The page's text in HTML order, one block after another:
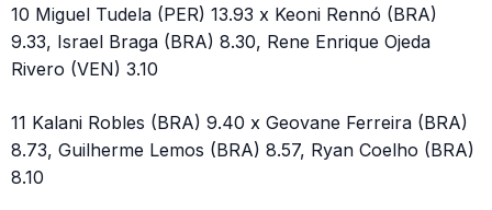
10 Miguel Tudela (PER) 13.93 x Keoni Rennó (BRA)
9.33, Israel Braga (BRA) 8.30, Rene Enrique Ojeda
Rivero (VEN) 3.10
11 Kalani Robles (BRA) 9.40 x Geovane Ferreira (BRA)
8.73, Guilherme Lemos (BRA) 8.57, Ryan Coelho (BRA)
8.10